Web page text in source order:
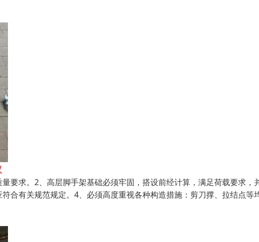
要求。2、高层脚手架基础必须牢固，搭设前经计算，满足荷载要求，
合有关规范规定。4、必须高度重视各种构造措施：剪刀撑、拉结点等